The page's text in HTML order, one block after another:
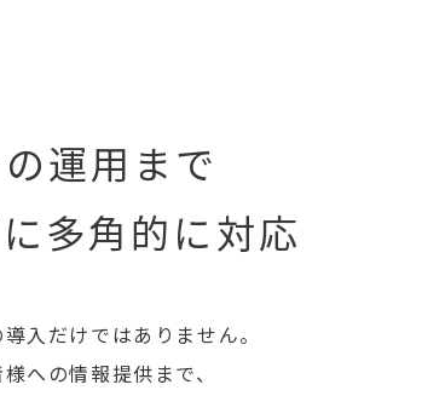
運用まで
多角的に対応
入だけではありません。
への情報提供まで、